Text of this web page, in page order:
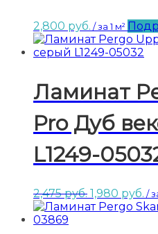
2,800 руб. / за 1 м²
Ламинат
Pro Дуб
L1249-
2,475руб.
цена
1,980 руб. /